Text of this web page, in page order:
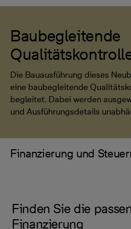
Baubegleitende
Die Bauausführung dieses
eine baubegleitende
begleitet. Dabei werden
und Ausführungsdetails
Finanzierung und
Finden Sie die
Finanzierung